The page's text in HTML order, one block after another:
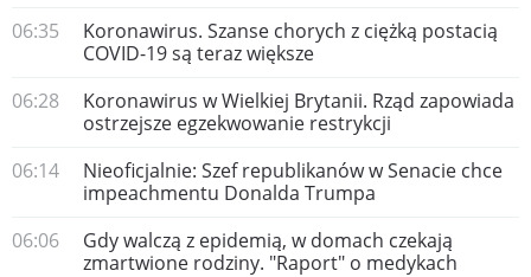
06:35
Koronawirus. Szanse chorych z ciężką postacią
COVID-19 są teraz większe
06:28
Koronawirus w Wielkiej Brytanii. Rząd zapowiada
ostrzejsze egzekwowanie restrykcji
06:14
Nieoficjalnie: Szef republikanów w Senacie chce
impeachmentu Donalda Trumpa
06:06
Gdy walczą z epidemią, w domach czekają
zmartwione rodziny. "Raport" o medykach